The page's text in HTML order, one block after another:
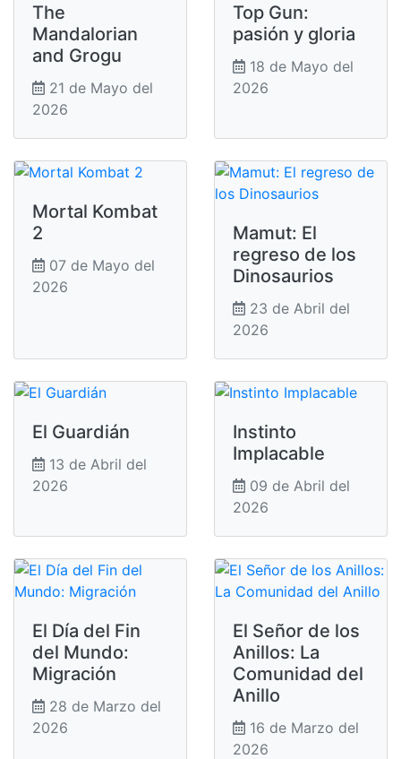
The
Mandalorian
and Grogu
21 de Mayo del
2026
Top Gun:
pasión y gloria
18 de Mayo del
2026
Mortal Kombat
2
07 de Mayo del
2026
Mamut: El
regreso de los
Dinosaurios
23 de Abril del
2026
El Guardián
13 de Abril del
2026
Instinto
Implacable
09 de Abril del
2026
El Día del Fin
del Mundo:
Migración
28 de Marzo del
2026
El Señor de los
Anillos: La
Comunidad del
Anillo
16 de Marzo del
2026